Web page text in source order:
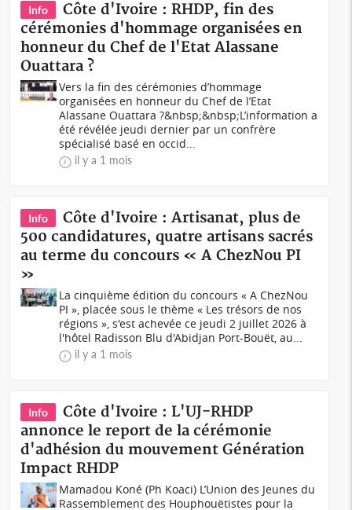
Info
Côte d'Ivoire : RHDP, fin des
cérémonies d'hommage organisées en
honneur du Chef de l'Etat Alassane
Ouattara ?
Vers la fin des cérémonies d’hommage
organisées en honneur du Chef de l’Etat
Alassane Ouattara ?&nbsp;&nbsp;L’information a
été révélée jeudi dernier par un confrère
spécialisé basé en occid...
il y a 1 mois
Info
Côte d'Ivoire : Artisanat, plus de
500 candidatures, quatre artisans sacrés
au terme du concours « A ChezNou PI
»
La cinquième édition du concours « A ChezNou
PI », placée sous le thème « Les trésors de nos
régions », s'est achevée ce jeudi 2 juillet 2026 à
l'hôtel Radisson Blu d'Abidjan Port-Bouët, au...
il y a 1 mois
Info
Côte d'Ivoire : L'UJ-RHDP
annonce le report de la cérémonie
d'adhésion du mouvement Génération
Impact RHDP
Mamadou Koné (Ph Koaci) L’Union des Jeunes du
Rassemblement des Houphouëtistes pour la